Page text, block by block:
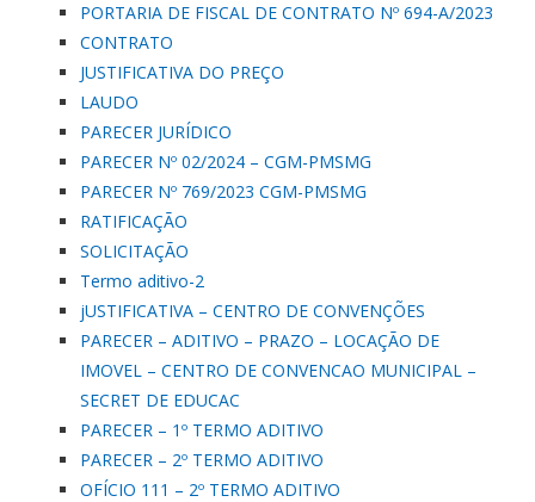
PORTARIA DE FISCAL DE CONTRATO Nº 694-A/2023
CONTRATO
JUSTIFICATIVA DO PREÇO
LAUDO
PARECER JURÍDICO
PARECER Nº 02/2024 – CGM-PMSMG
PARECER Nº 769/2023 CGM-PMSMG
RATIFICAÇÃO
SOLICITAÇÃO
Termo aditivo-2
jUSTIFICATIVA – CENTRO DE CONVENÇÕES
PARECER – ADITIVO – PRAZO – LOCAÇÃO DE
IMOVEL – CENTRO DE CONVENCAO MUNICIPAL –
SECRET DE EDUCAC
PARECER – 1º TERMO ADITIVO
PARECER – 2º TERMO ADITIVO
OFÍCIO 111 – 2º TERMO ADITIVO